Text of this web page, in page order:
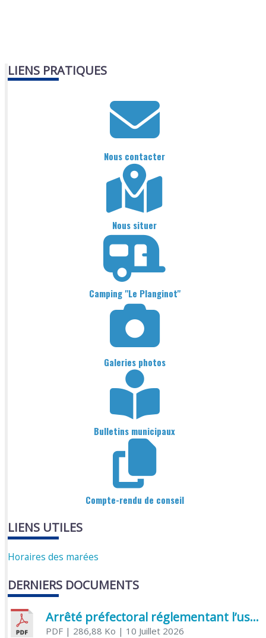
LIENS PRATIQUES
Nous contacter
Nous situer
Camping "Le Planginot"
Galeries photos
Bulletins municipaux
Compte-rendu de conseil
LIENS UTILES
Horaires des marées
DERNIERS DOCUMENTS
Arrêté préfectoral réglementant l’usage de l’eau
PDF| 286,88 Ko | 10 Juillet 2026